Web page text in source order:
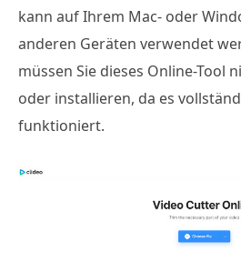
kann auf Ihrem Mac- oder
anderen Geräten verwendet
müssen Sie dieses Online-Tool
oder installieren, da es
funktioniert.